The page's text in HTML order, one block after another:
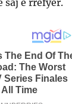
saj e rrëfyer.